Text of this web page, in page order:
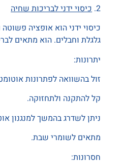
2. כיסוי ידני לבריכות שחיה
כיסוי ידני הוא אופציה
גלגלת וחבלים. הוא מתאים
יתרונות:
זול בהשוואה לפתרונות
קל להתקנה ולתחזוקה.
ניתן לשדרג בהמשך למנגנון
מתאים לשומרי שבת.
חסרונות: